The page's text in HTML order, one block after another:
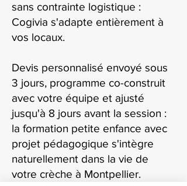
sans contrainte logistique :
Cogivia s'adapte entièrement à
vos locaux.
Devis personnalisé envoyé sous
3 jours, programme co-construit
avec votre équipe et ajusté
jusqu'à 8 jours avant la session :
la formation petite enfance avec
projet pédagogique s'intègre
naturellement dans la vie de
votre crèche à Montpellier.